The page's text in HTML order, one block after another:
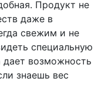
Продукт не
даже в
свежим и не
специальную
дает возможность
знаешь вес